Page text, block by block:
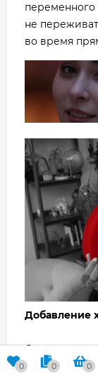
переменного
не
во время
Добавление
С помощью
желаемого
0 0 0